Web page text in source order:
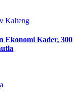
Kalteng
Ekonomi Kader, 300